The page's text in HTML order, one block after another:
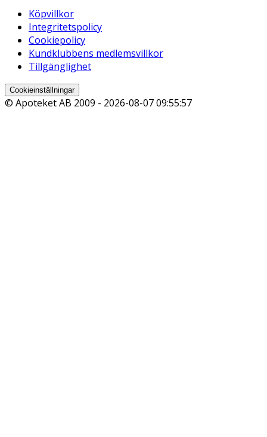
Köpvillkor
Integritetspolicy
Cookiepolicy
Kundklubbens medlemsvillkor
Tillgänglighet
Cookieinställningar
© Apoteket AB 2009 - 2026-08-07 09:55:57